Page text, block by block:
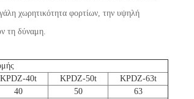
χωρητικότητα φορτίων, την υψηλή
τη δύναμη.
KPDZ-40t KPDZ-50t
KPDZ-63t
40 50 63